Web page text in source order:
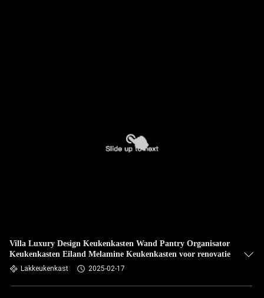
Villa Luxury Design Keukenkasten Wand Pantry Organisator
Keukenkasten Eiland Melamine Keukenkasten voor renovatie
Lakkeukenkast 2025-02-17